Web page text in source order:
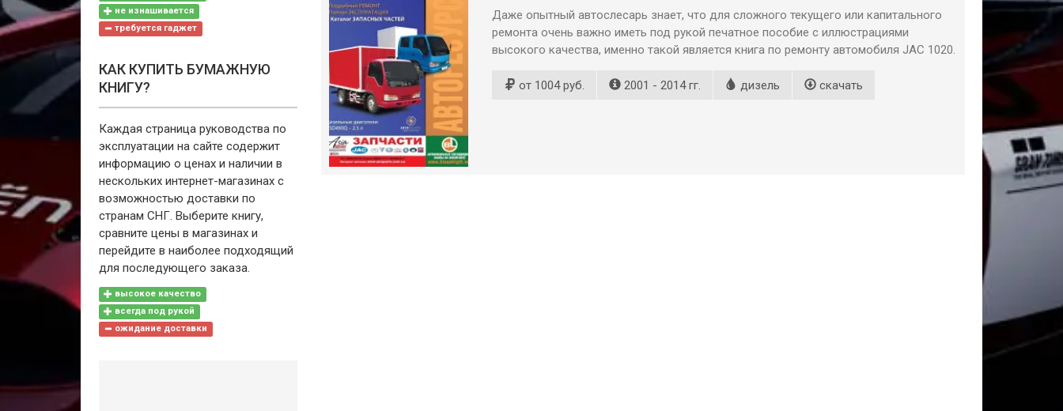
Даже опытный автослесарь знает, что для сложного текущего или капитального
ремонта очень важно иметь под рукой печатное пособие с иллюстрациями
высокого качества, именно такой является книга по ремонту автомобиля JAC 1020.
от 1004 руб. 2001 - 2014 гг. дизель скачать
не изнашивается
требуется гаджет
КАК КУПИТЬ БУМАЖНУЮ
КНИГУ?
Каждая страница руководства по
эксплуатации на сайте содержит
информацию о ценах и наличии в
нескольких интернет-магазинах с
возможностью доставки по
странам СНГ. Выберите книгу,
сравните цены в магазинах и
перейдите в наиболее подходящий
для последующего заказа.
высокое качество
всегда под рукой
ожидание доставки